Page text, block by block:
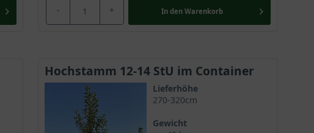
- + In den Warenkorb
Hochstamm 12-14 StU im Container
Lieferhöhe
270-320cm
Gewicht